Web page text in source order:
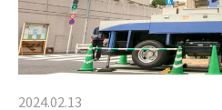
2024.02.13